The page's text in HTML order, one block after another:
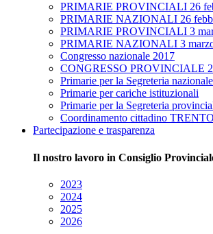
PRIMARIE PROVINCIALI 26
PRIMARIE NAZIONALI 26
PRIMARIE PROVINCIALI 3
PRIMARIE NAZIONALI 3
Congresso nazionale 2017
CONGRESSO PROVINCIALE
Primarie per la Segreteria nazionale
Primarie per cariche istituzionali
Primarie per la Segreteria
Coordinamento cittadino
Partecipazione e trasparenza
Il nostro lavoro in Consiglio
2023
2024
2025
2026